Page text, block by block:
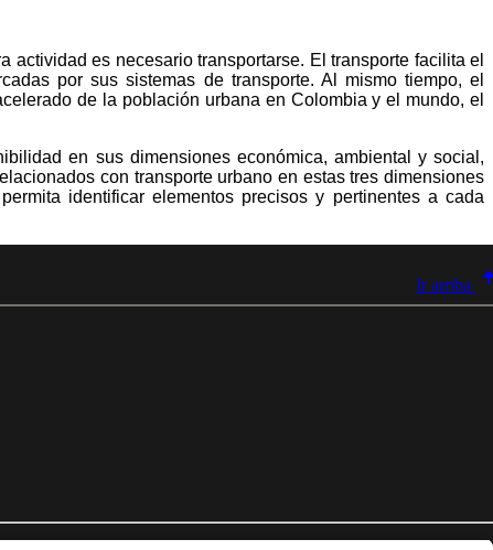
actividad es necesario transportarse. El transporte facilita el
por sus sistemas de transporte. Al mismo tiempo, el
de la población urbana en Colombia y el mundo, el
en sus dimensiones económica, ambiental y social,
con transporte urbano en estas tres dimensiones
identificar elementos precisos y pertinentes a cada
Ir arriba